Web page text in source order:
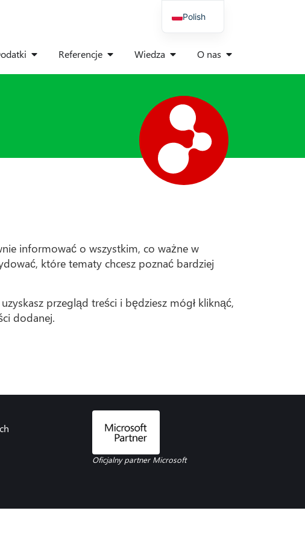
Referencje Wiedza O nas
informować o wszystkim, co ważne w
które tematy chcesz poznać bardziej
przegląd treści i będziesz mógł kliknąć,
dodanej.
Oficjalny partner Microsoft
Polish
English
Spanish
Italian
Danish
French